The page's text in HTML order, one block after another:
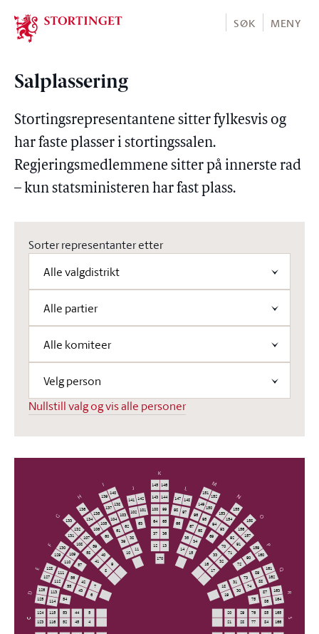
Stortinget.no
SØK MENY
Salplassering
Stortingsrepresentantene sitter fylkesvis og
har faste plasser i stortingssalen.
Regjeringsmedlemmene sitter på innerste rad
– kun statsministeren har fast plass.
Sorter representanter etter
Alle valgdistrikt
Alle partier
Alle komiteer
Velg person
Nullstill valg og vis alle personer
C
E
D
F
G
H
I
J
S
Q
R
P
O
N
M
L
K
4
5
6
7
8
9
10
11
12
13
14
15
16
17
18
19
20
21 28
29
30
31
32
33
34
35
36
37
38
39
40
41
42
43
44
45
52
53
54
55
56
57
58
59
60
61
62
63
64 65
66
67
68
69
70
71
72
73
74
75
76
77 84
85
86
87
88
89
90
91
92
93
94
95
96
97
98
99
100
101
102
103
104
105
106
107
108
109
110
111
112
113
114
115
116
123
124
125
126
127
128
129
130
131
132
133 134
135
136 137
138
139
140
141 142 143 144
145 146
147
148
149
150
151
152
153
154
155
156
157
158
159
160
161
162
163
164
165
166
170